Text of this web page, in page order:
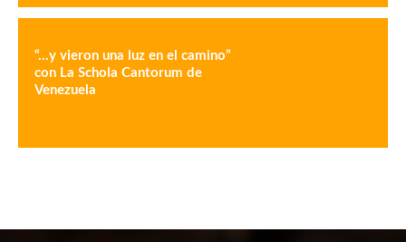
“…y vieron una luz en el camino”
con La Schola Cantorum de
Venezuela